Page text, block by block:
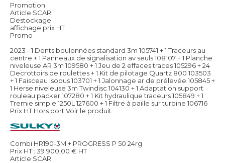
Promotion
Article SCAR
Destockage
affichage prix HT
Promo
2023 - 1 Dents boulonnées standard 3m 105741 + 1 Traceurs au
centre + 1 Panneaux de signalisation av seuls 108107 + 1 Planche
niveleuse AR 3m 109580 + 1 Jeu de 2 effaces traces 105296 + 24
Decrottoirs de roulettes + 1 Kit de pilotage Quartz 800 103503
+ 1 Faisceau Isobus 103701 + 1 Jalonnage ar de prélevée 105845 +
1 Herse niveleuse 3m Twindisc 104130 + 1 Adaptation support
rouleau packer 107280 + 1 Kit hydraulique traceurs 105849 + 1
Tremie simple 1250L 127600 + 1 Filtre à paille sur turbine 106716
Prix HT Hors port Voir le produit
Combi HR190-3M + PROGRESS P 50 24rg
Prix HT : 39 900,00 € HT
Article SCAR